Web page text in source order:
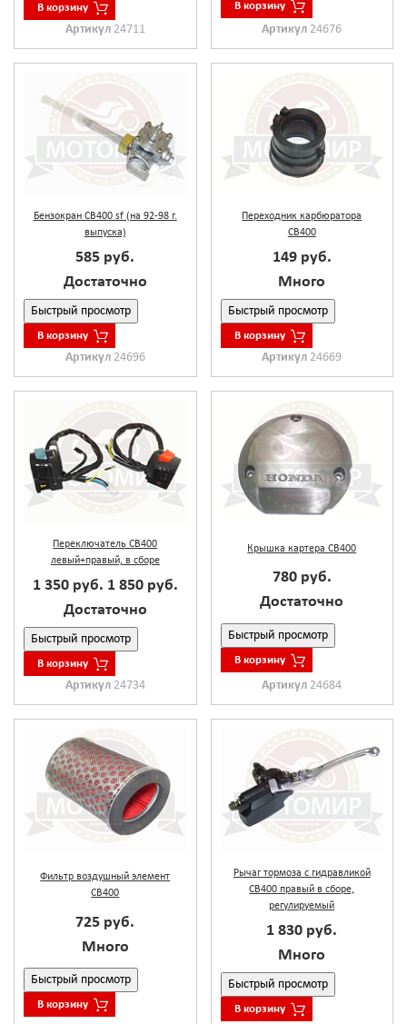
В корзину
Артикул 24711
В корзину
Артикул 24676
Бензокран CB400 sf (на 92-98 г.
выпуска)
585 руб.
Достаточно
Быстрый просмотр
В корзину
Артикул 24696
Переходник карбюратора
CB400
149 руб.
Много
Быстрый просмотр
В корзину
Артикул 24669
Переключатель CB400
левый+правый, в сборе
1 350 руб. 1 850 руб.
Достаточно
Быстрый просмотр
В корзину
Артикул 24734
Крышка картера CB400
780 руб.
Достаточно
Быстрый просмотр
В корзину
Артикул 24684
Фильтр воздушный элемент
CB400
725 руб.
Много
Быстрый просмотр
В корзину
Рычаг тормоза с гидравликой
CB400 правый в сборе,
регулируемый
1 830 руб.
Много
Быстрый просмотр
В корзину